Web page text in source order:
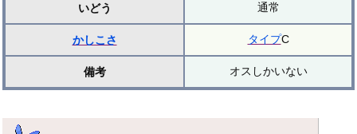
いどう 通常
かしこさ タイプC
備考 オスしかいない